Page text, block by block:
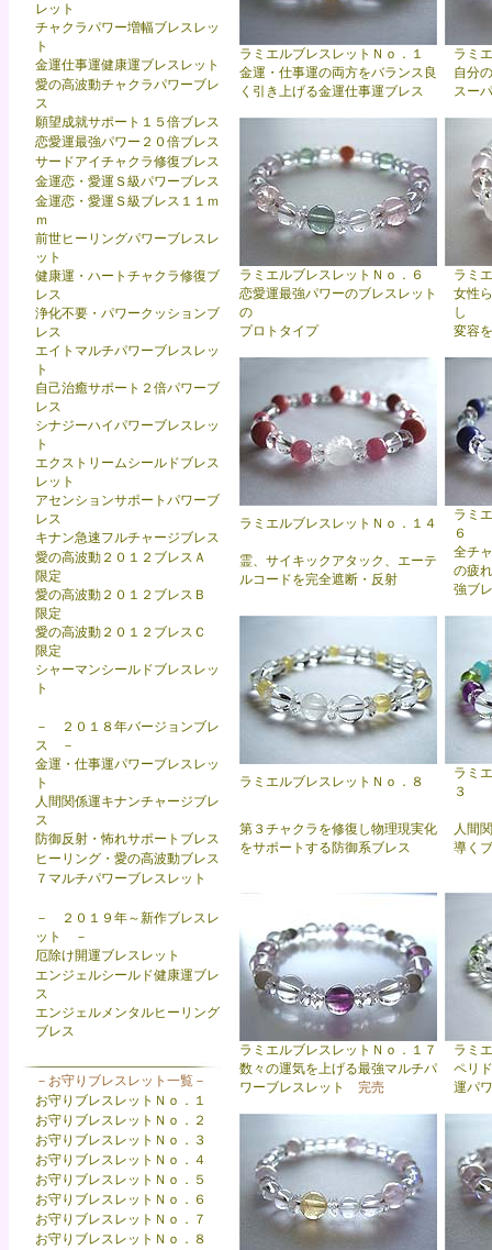
レット
チャクラパワー増幅ブレスレッ
ト
金運仕事運健康運ブレスレット
愛の高波動チャクラパワーブレ
ス
願望成就サポート１５倍ブレス
恋愛運最強パワー２０倍ブレス
サードアイチャクラ修復ブレス
金運恋・愛運Ｓ級パワーブレス
金運恋・愛運Ｓ級ブレス１１ｍ
ｍ
前世ヒーリングパワーブレスレ
ット
健康運・ハートチャクラ修復ブ
レス
浄化不要・パワークッションブ
レス
エイトマルチパワーブレスレッ
ト
自己治癒サポート２倍パワーブ
レス
シナジーハイパワーブレスレッ
ト
エクストリームシールドブレス
レット
アセンションサポートパワーブ
レス
キナン急速フルチャージブレス
愛の高波動２０１２ブレスＡ
限定
愛の高波動２０１２ブレスＢ
限定
愛の高波動２０１２ブレスＣ
限定
シャーマンシールドブレスレッ
ト
－ ２０１８年バージョンブレ
ス －
金運・仕事運パワーブレスレッ
ト
人間関係運キナンチャージブレ
ス
防御反射・怖れサポートブレス
ヒーリング・愛の高波動ブレス
７マルチパワーブレスレット
－ ２０１９年～新作ブレスレ
ット －
厄除け開運ブレスレット
エンジェルシールド健康運ブレ
ス
エンジェルメンタルヒーリング
ブレス
－お守りブレスレット一覧－
お守りブレスレットＮｏ．１
お守りブレスレットＮｏ．２
お守りブレスレットＮｏ．３
お守りブレスレットＮｏ．４
お守りブレスレットＮｏ．５
お守りブレスレットＮｏ．６
お守りブレスレットＮｏ．７
お守りブレスレットＮｏ．８
ラミエルブレスレットＮｏ．１
ラミ
金運・仕事運の両方をバランス良
く引き上げる金運仕事運ブレス
自分
スー
ラミエルブレスレットＮｏ．６
ラミ
恋愛運最強パワーのブレスレット
の
プロトタイプ
女性
し
変容
ラミエルブレスレットＮｏ．１４
ラミ
６
霊、サイキックアタック、エーテ
ルコードを完全遮断・反射
全チ
の疲
強ブ
ラミエルブレスレットＮｏ．８
ラミ
３
第３チャクラを修復し物理現実化
をサポートする防御系ブレス
人間
導く
ラミエルブレスレットＮｏ．１７
ラミ
数々の運気を上げる最強マルチパ
ワーブレスレット
完売
ペリ
運パ